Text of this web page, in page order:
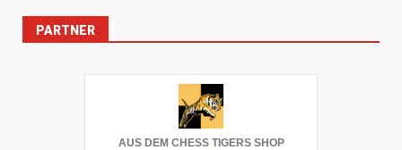
PARTNER
AUS DEM CHESS TIGERS SHOP